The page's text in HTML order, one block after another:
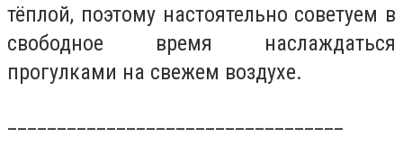
тёплой, поэтому настоятельно советуем в
свободное время наслаждаться
прогулками на свежем воздухе.